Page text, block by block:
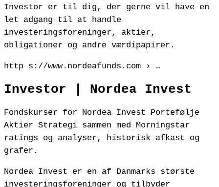
Investor er til dig, der gerne vil have en
let adgang til at handle
investeringsforeninger, aktier,
obligationer og andre værdipapirer.
http s://www.nordeafunds.com › …
Investor | Nordea Invest
Fondskurser for Nordea Invest Portefølje
Aktier Strategi sammen med Morningstar
ratings og analyser, historisk afkast og
grafer.
Nordea Invest er en af Danmarks største
investeringsforeninger og tilbyder